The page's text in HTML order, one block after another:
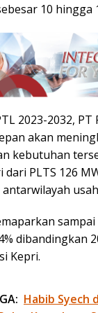
10 hingga
2023-2032,
akan
kebutuhan
PLTS 126
dibandingkan
Kepri.
Habib Syech